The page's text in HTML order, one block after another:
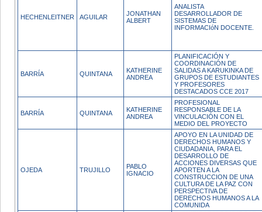
HECHENLEITNER AGUILAR
JONATHAN
ALBERT
ANALISTA
DESARROLLADOR DE
SISTEMAS DE
INFORMACIóN DOCENTE.
BARRÍA QUINTANA
KATHERINE
ANDREA
PLANIFICACIÓN Y
COORDINACIÓN DE
SALIDAS A KARUKINKA DE
GRUPOS DE ESTUDIANTES
Y PROFESORES
DESTACADOS CCE 2017
BARRÍA QUINTANA
KATHERINE
ANDREA
PROFESIONAL
RESPONSABLE DE LA
VINCULACIÓN CON EL
MEDIO DEL PROYECTO
OJEDA TRUJILLO
PABLO
IGNACIO
APOYO EN LA UNIDAD DE
DERECHOS HUMANOS Y
CIUDADANIA, PARA EL
DESARROLLO DE
ACCIONES DIVERSAS QUE
APORTEN A LA
CONSTRUCCION DE UNA
CULTURA DE LA PAZ CON
PERSPECTIVA DE
DERECHOS HUMANOS A LA
COMUNIDA